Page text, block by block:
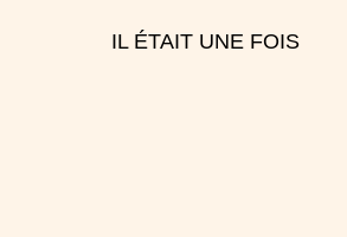
IL ÉTAIT UNE FOIS